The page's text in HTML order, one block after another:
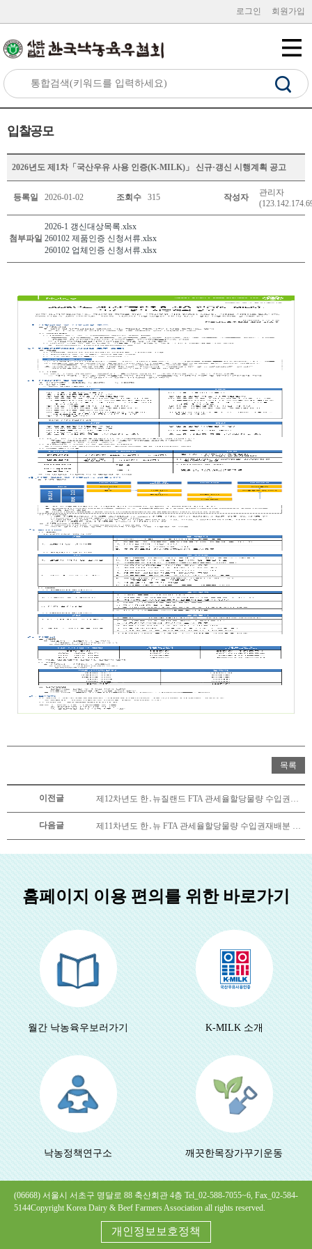
로그인 회원가입
입찰공모
2026년도 제1차「국산우유 사용 인증(K-MILK)」 신규·갱신 시행계획 공고
등록일 2026-01-02 조회수 315 작성자
관리자
첨부파일
2026-1 갱신대상목록.xlsx
260102 제품인증 신청서류.xlsx
260102 업체인증 신청서류.xlsx
목록
이전글 제12차년도 한․뉴질랜드 FTA 관세율할당물량 수입권배분 및 추천 세부요령
다음글 제11차년도 한․뉴 FTA 관세율할당물량 수입권재배분 및 추천 세부요령
홈페이지 이용 편의를 위한 바로가기
월간 낙농육우보러가기 K-MILK 소개
낙농정책연구소 깨끗한목장가꾸기운동
(06668) 서울시 서초구 명달로 88 축산회관 4층 Tel_02-588-7055~6, Fax_02-584-
5144Copyright Korea Dairy & Beef Farmers Association all rights reserved.
개인정보보호정책